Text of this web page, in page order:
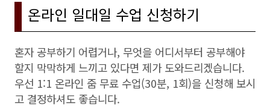
온라인 일대일 수업 신청하기
혼자 공부하기 어렵거나, 무엇을 어디서부터 공부해야
할지 막막하게 느끼고 있다면 제가 도와드리겠습니다.
우선 1:1 온라인 줌 무료 수업(30분, 1회)을 신청해 보시
고 결정하셔도 좋습니다.